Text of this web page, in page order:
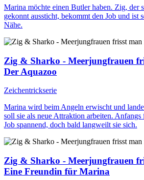
Marina möchte einen Butler haben. Zig, der
gekonnt aussticht, bekommt den Job und ist
Nähe.
Zig & Sharko - Meerjungfrauen
Der Aquazoo
Zeichentrickserie
Marina wird beim Angeln erwischt und
soll sie als neue Attraktion arbeiten. Anfangs
Job spannend, doch bald langweilt sie sich.
Zig & Sharko - Meerjungfrauen
Eine Freundin für Marina